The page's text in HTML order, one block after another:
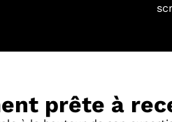
prête à